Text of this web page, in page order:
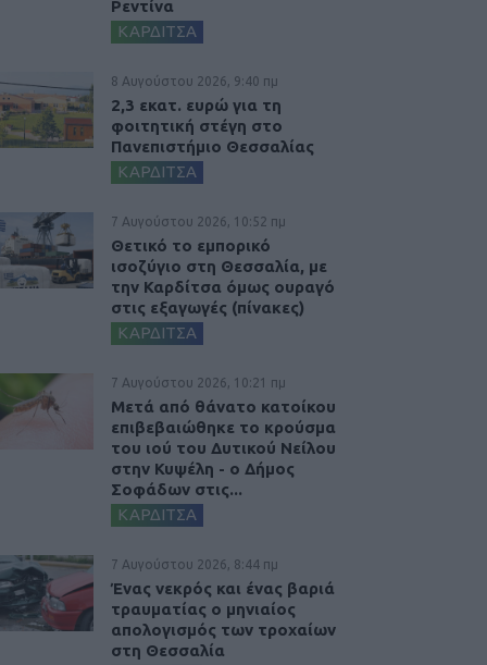
Ρεντίνα
ΚΑΡΔΙΤΣΑ
8 Αυγούστου 2026, 9:40 πμ
2,3 εκατ. ευρώ για τη
φοιτητική στέγη στο
Πανεπιστήμιο Θεσσαλίας
ΚΑΡΔΙΤΣΑ
7 Αυγούστου 2026, 10:52 πμ
Θετικό το εμπορικό
ισοζύγιο στη Θεσσαλία, με
την Καρδίτσα όμως ουραγό
στις εξαγωγές (πίνακες)
ΚΑΡΔΙΤΣΑ
7 Αυγούστου 2026, 10:21 πμ
Μετά από θάνατο κατοίκου
επιβεβαιώθηκε το κρούσμα
του ιού του Δυτικού Νείλου
στην Κυψέλη - ο Δήμος
Σοφάδων στις...
ΚΑΡΔΙΤΣΑ
7 Αυγούστου 2026, 8:44 πμ
Ένας νεκρός και ένας βαριά
τραυματίας ο μηνιαίος
απολογισμός των τροχαίων
στη Θεσσαλία